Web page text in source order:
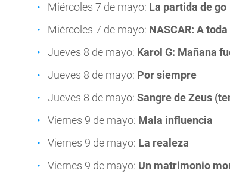
Miércoles 7 de mayo: La partida de go
Miércoles 7 de mayo: NASCAR: A
Jueves 8 de mayo: Karol G: Mañana
Jueves 8 de mayo: Por siempre
Jueves 8 de mayo: Sangre de Zeus
Viernes 9 de mayo: Mala influencia
Viernes 9 de mayo: La realeza
Viernes 9 de mayo: Un matrimonio